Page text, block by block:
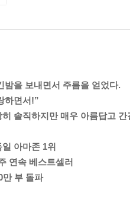
밤을 보내면서 주름을 얻었다.
하면서!”
솔직하지만 매우 아름답고 간
아마존 1위
속 베스트셀러
부 돌파